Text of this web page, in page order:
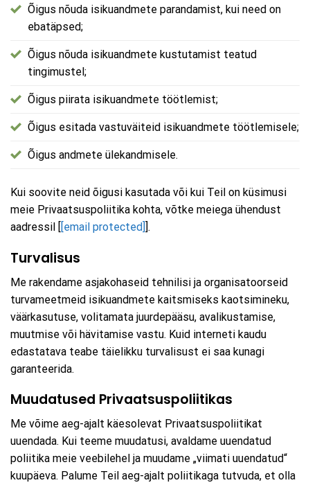
Õigus nõuda isikuandmete parandamist, kui need on
ebatäpsed;
Õigus nõuda isikuandmete kustutamist teatud
tingimustel;
Õigus piirata isikuandmete töötlemist;
Õigus esitada vastuväiteid isikuandmete töötlemisele;
Õigus andmete ülekandmisele.
Kui soovite neid õigusi kasutada või kui Teil on küsimusi
meie Privaatsuspoliitika kohta, võtke meiega ühendust
aadressil [[email protected]].
Turvalisus
Me rakendame asjakohaseid tehnilisi ja organisatoorseid
turvameetmeid isikuandmete kaitsmiseks kaotsimineku,
väärkasutuse, volitamata juurdepääsu, avalikustamise,
muutmise või hävitamise vastu. Kuid interneti kaudu
edastatava teabe täielikku turvalisust ei saa kunagi
garanteerida.
Muudatused Privaatsuspoliitikas
Me võime aeg-ajalt käesolevat Privaatsuspoliitikat
uuendada. Kui teeme muudatusi, avaldame uuendatud
poliitika meie veebilehel ja muudame „viimati uuendatud“
kuupäeva. Palume Teil aeg-ajalt poliitikaga tutvuda, et olla